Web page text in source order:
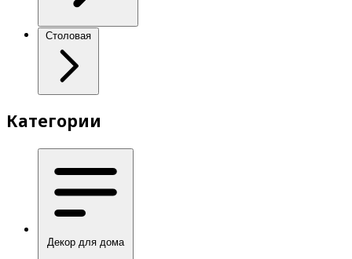
Столовая
Категории
Декор для дома